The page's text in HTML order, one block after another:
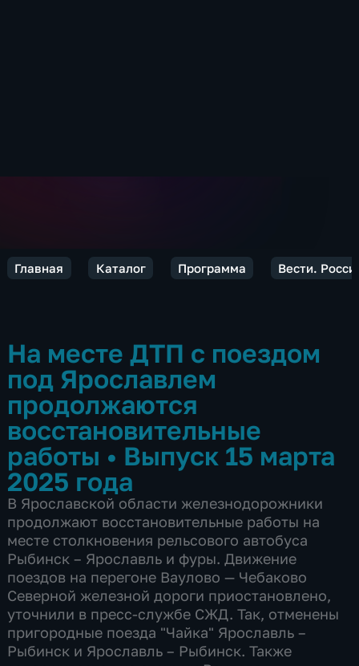
Главная Каталог Программа Вести.
На месте ДТП с поездом
под Ярославлем
продолжаются
восстановительные
работы • Выпуск 15 марта
2025 года
В Ярославской области железнодорожники
продолжают восстановительные работы на
месте столкновения рельсового автобуса
Рыбинск – Ярославль и фуры. Движение
поездов на перегоне Ваулово — Чебаково
Северной железной дороги приостановлено,
уточнили в пресс-службе СЖД. Так, отменены
пригородные поезда "Чайка" Ярославль –
Рыбинск и Ярославль – Рыбинск. Также